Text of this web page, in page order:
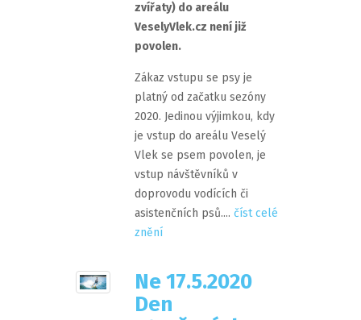
zvířaty) do areálu
VeselyVlek.cz není již
povolen.
Zákaz vstupu se psy je
platný od začatku sezóny
2020. Jedinou výjimkou, kdy
je vstup do areálu Veselý
Vlek se psem povolen, je
vstup návštěvníků v
doprovodu vodících či
asistenčních psů.... číst celé
znění
Ne 17.5.2020
Den